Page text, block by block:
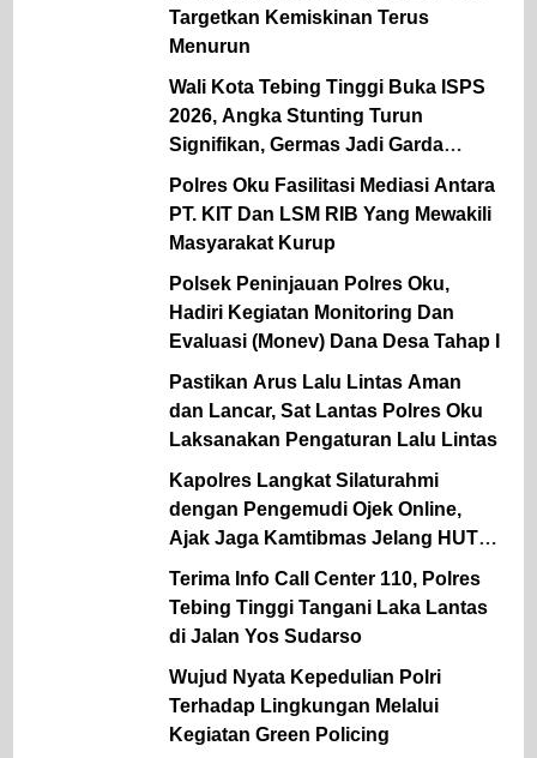
Targetkan Kemiskinan Terus
Menurun
Wali Kota Tebing Tinggi Buka ISPS
2026, Angka Stunting Turun
Signifikan, Germas Jadi Garda
Terdepan Pencegahan
Polres Oku Fasilitasi Mediasi Antara
PT. KIT Dan LSM RIB Yang Mewakili
Masyarakat Kurup
Polsek Peninjauan Polres Oku,
Hadiri Kegiatan Monitoring Dan
Evaluasi (Monev) Dana Desa Tahap I
Pastikan Arus Lalu Lintas Aman
dan Lancar, Sat Lantas Polres Oku
Laksanakan Pengaturan Lalu Lintas
Kapolres Langkat Silaturahmi
dengan Pengemudi Ojek Online,
Ajak Jaga Kamtibmas Jelang HUT
RI
Terima Info Call Center 110, Polres
Tebing Tinggi Tangani Laka Lantas
di Jalan Yos Sudarso
Wujud Nyata Kepedulian Polri
Terhadap Lingkungan Melalui
Kegiatan Green Policing